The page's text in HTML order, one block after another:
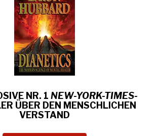
NR. 1 NEW-YORK-TIMES-
ÜBER DEN MENSCHLICHEN
VERSTAND